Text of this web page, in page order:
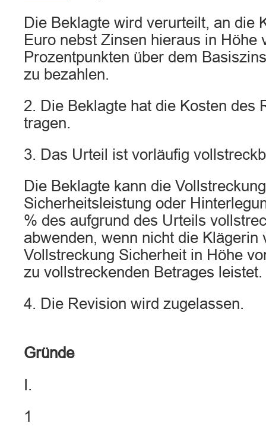
Die Beklagte wird verurteilt, an die
Euro nebst Zinsen hieraus in Höhe
Prozentpunkten über dem
zu bezahlen.
2. Die Beklagte hat die Kosten des
tragen.
3. Das Urteil ist vorläufig
Die Beklagte kann die
Sicherheitsleistung oder
% des aufgrund des Urteils
abwenden, wenn nicht die Klägerin
Vollstreckung Sicherheit in Höhe
zu vollstreckenden Betrages leistet.
4. Die Revision wird zugelassen.
Gründe
I.
1